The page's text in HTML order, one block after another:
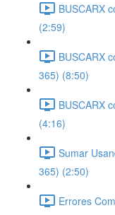
BUSCARX
(2:59)
BUSCARX
365) (8:50)
BUSCARX
(4:16)
Sumar
365) (2:50)
Errores